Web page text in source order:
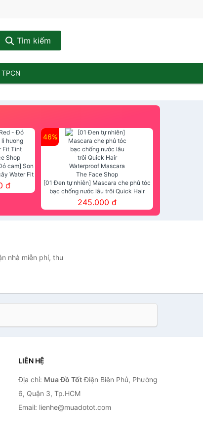
Tìm kiếm
TPCN
cam] Son
Water Fit
Shop
đ
46%
[01 Đen tự nhiên] Mascara che phủ tóc
bạc chống nước lâu trôi Quick Hair
Waterproof Mascara The Face Shop
245.000 đ
nhà miễn phí, thu
LIÊN HỆ
Địa chỉ: Mua Đồ TốtĐiện Biên Phủ, Phường
6, Quận 3, Tp.HCM
Email: lienhe@muadotot.com